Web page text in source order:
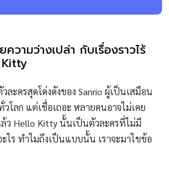
วามว่างเปล่า กับเรื่องราวไร้
ะครสุดโด่งดังของ Sanrio ผู้เป็นเสมือน
วโลก แต่เชื่อเถอะ หลายคนอาจไม่เคย
ล้ว Hello Kitty นั้นเป็นตัวละครที่ไม่มี
ไร ทำไมถึงเป็นแบบนั้น เราจะมาไขข้อ